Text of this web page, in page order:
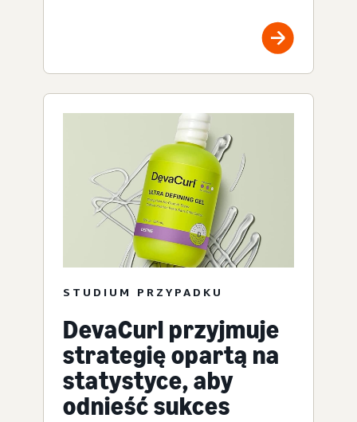
STUDIUM PRZYPADKU
DevaCurl przyjmuje
strategię opartą na
statystyce, aby
odnieść sukces